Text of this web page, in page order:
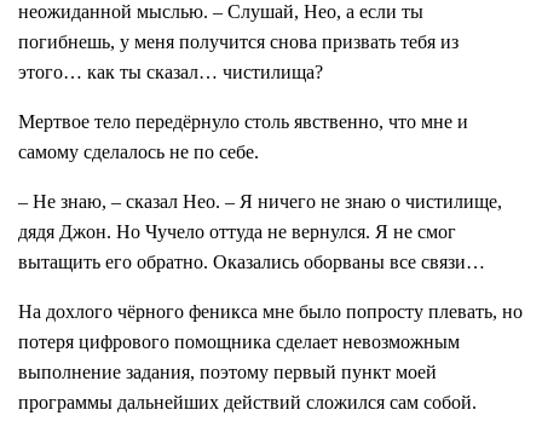
неожиданной мыслью. – Слушай, Нео, а если ты
погибнешь, у меня получится снова призвать тебя из
этого… как ты сказал… чистилища?
Мертвое тело передёрнуло столь явственно, что мне и
самому сделалось не по себе.
– Не знаю, – сказал Нео. – Я ничего не знаю о чистилище,
дядя Джон. Но Чучело оттуда не вернулся. Я не смог
вытащить его обратно. Оказались оборваны все связи…
На дохлого чёрного феникса мне было попросту плевать, но
потеря цифрового помощника сделает невозможным
выполнение задания, поэтому первый пункт моей
программы дальнейших действий сложился сам собой.